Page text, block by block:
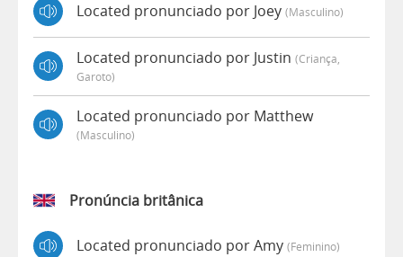
Located pronunciado por Joey (masculino)
Located pronunciado por Justin (criança,
Garoto)
Located pronunciado por Matthew
(masculino)
Pronúncia britânica
Located pronunciado por Amy (feminino)